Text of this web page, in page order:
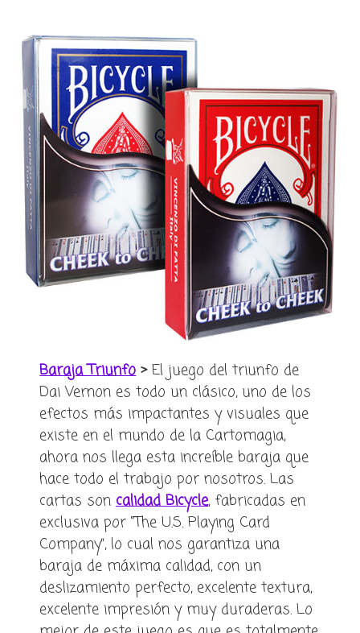
Baraja Triunfo>El juego del triunfo de
Dai Vernon es todo un clásico, uno de los
efectos más impactantes y visuales que
existe en el mundo de la Cartomagia,
ahora nos llega esta increíble baraja que
hace todo el trabajo por nosotros. Las
cartas soncalidad Bicycle, fabricadas en
exclusiva por “The U.S. Playing Card
Company”, lo cual nos garantiza una
baraja de máxima calidad, con un
deslizamiento perfecto, excelente textura,
excelente impresión y muy duraderas. Lo